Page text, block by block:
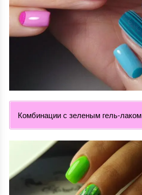
Комбинации с зеленым гель-лаком